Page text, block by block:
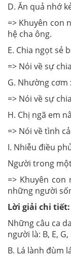
D. Ăn quả nhớ
=> Khuyên con
hệ cha ông.
E. Chia ngọt sẻ
=> Nói về sự
G. Nhường cơm
=> Nói về sự
H. Chị ngã em
=> Nói về tình
I. Nhiễu điều
Người trong
=> Khuyên
những người
Lời giải chi tiết:
Những câu ca
người là: B, E, G,
B. Lá lành đùm